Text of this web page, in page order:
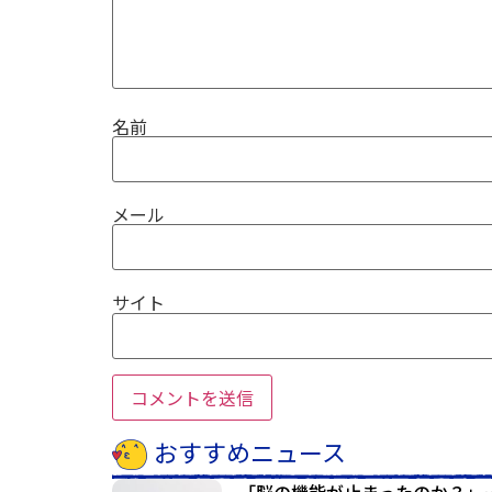
名前
メール
サイト
おすすめニュース